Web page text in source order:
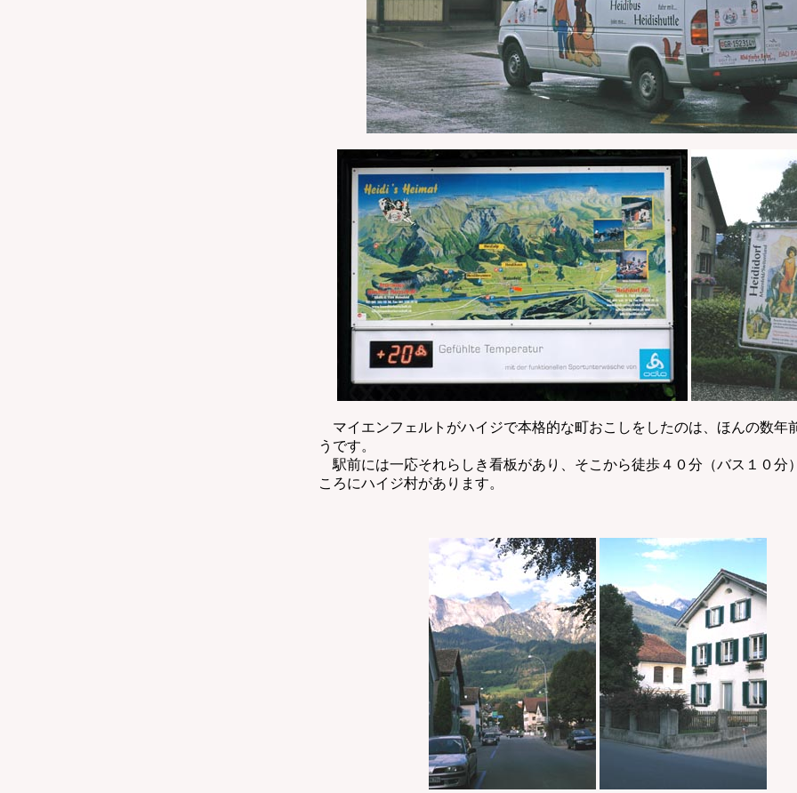
マイエンフェルトがハイジで本格的な町おこしをしたのは、ほんの数年
うです。
駅前には一応それらしき看板があり、そこから徒歩４０分（バス１０分
ころにハイジ村があります。